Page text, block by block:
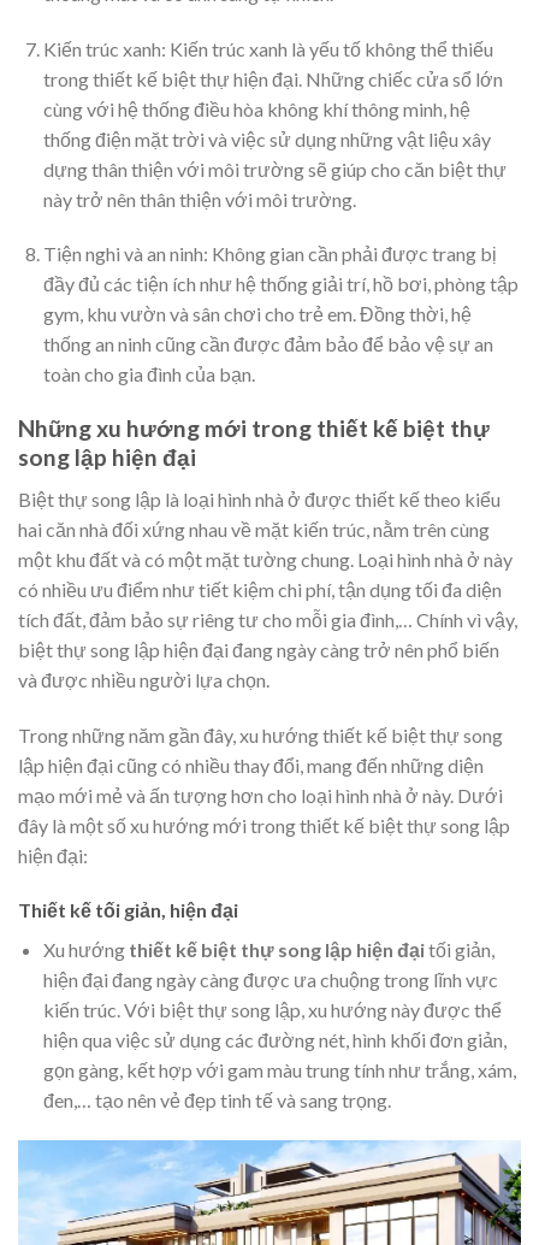
Kiến trúc xanh: Kiến trúc xanh là yếu tố không thể thiếu
trong thiết kế biệt thự hiện đại . Những chiếc cửa sổ lớn
cùng với hệ thống điều hòa không khí thông minh, hệ
thống điện mặt trời và việc sử dụng những vật liệu xây
dựng thân thiện với môi trường sẽ giúp cho căn biệt thự
này trở nên thân thiện với môi trường.
Tiện nghi và an ninh: Không gian cần phải được trang bị
đầy đủ các tiện ích như hệ thống giải trí, hồ bơi, phòng tập
gym, khu vườn và sân chơi cho trẻ em. Đồng thời, hệ
thống an ninh cũng cần được đảm bảo để bảo vệ sự an
toàn cho gia đình của bạn.
Những xu hướng mới trong thiết kế biệt thự
song lập hiện đại
Biệt thự song lập là loại hình nhà ở được thiết kế theo kiểu
hai căn nhà đối xứng nhau về mặt kiến trúc, nằm trên cùng
một khu đất và có một mặt tường chung. Loại hình nhà ở này
có nhiều ưu điểm như tiết kiệm chi phí, tận dụng tối đa diện
tích đất, đảm bảo sự riêng tư cho mỗi gia đình,… Chính vì vậy,
biệt thự song lập hiện đại đang ngày càng trở nên phổ biến
và được nhiều người lựa chọn.
Trong những năm gần đây, xu hướng thiết kế biệt thự song
lập hiện đại cũng có nhiều thay đổi, mang đến những diện
mạo mới mẻ và ấn tượng hơn cho loại hình nhà ở này. Dưới
đây là một số xu hướng mới trong thiết kế biệt thự song lập
hiện đại:
Thiết kế tối giản, hiện đại
Xu hướng thiết kế biệt thự song lập hiện đạitối giản,
hiện đại đang ngày càng được ưa chuộng trong lĩnh vực
kiến trúc. Với biệt thự song lập, xu hướng này được thể
hiện qua việc sử dụng các đường nét, hình khối đơn giản,
gọn gàng, kết hợp với gam màu trung tính như trắng, xám,
đen,… tạo nên vẻ đẹp tinh tế và sang trọng.